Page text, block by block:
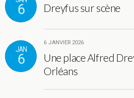
6 Dreyfus sur scène
JAN
6
6 JANVIER 2026
Une place Alfred
Orléans